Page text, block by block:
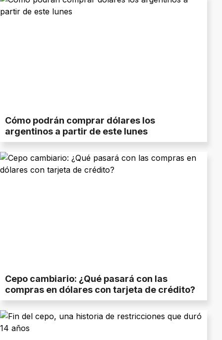
Cómo podrán comprar dólares los
argentinos a partir de este lunes
Cepo cambiario: ¿Qué pasará con las
compras en dólares con tarjeta de crédito?